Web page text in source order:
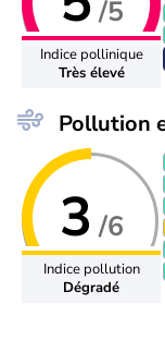
/5
Indice pollinique
Très élevé
Pollution
3 /6
Indice pollution
Dégradé